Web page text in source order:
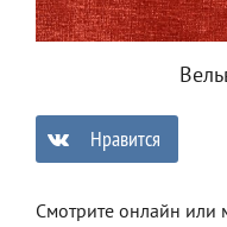
Нравится
Смотрите онлайн или